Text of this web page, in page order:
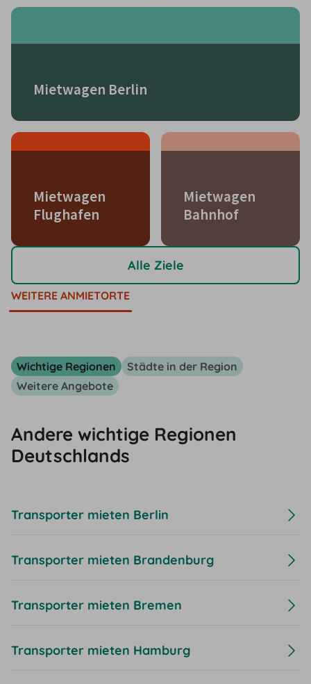
Mietwagen Berlin
Mietwagen
Flughafen
Mietwagen
Bahnhof
Alle Ziele
WEITERE ANMIETORTE
Wichtige Regionen
Städte in der Region
Weitere Angebote
Andere wichtige Regionen
Deutschlands
Transporter mieten Berlin
Transporter mieten Brandenburg
Transporter mieten Bremen
Transporter mieten Hamburg